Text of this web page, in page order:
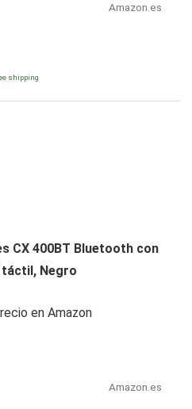
Amazon.es
shipping
CX 400BT Bluetooth con
Negro
en Amazon
Amazon.es